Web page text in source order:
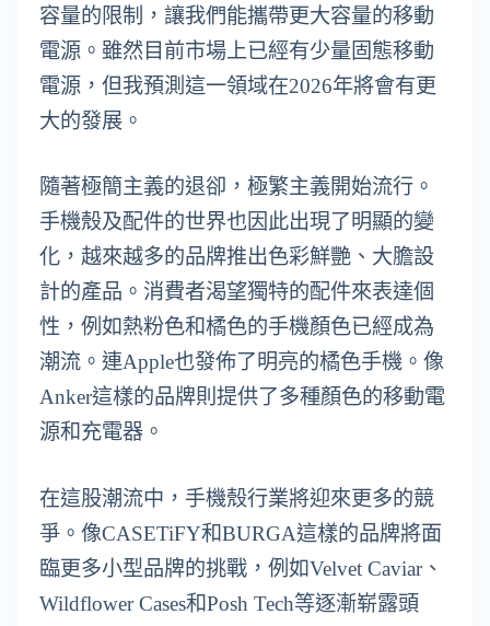
容量的限制，讓我們能攜帶更大容量的移動
電源。雖然目前市場上已經有少量固態移動
電源，但我預測這一領域在2026年將會有更
大的發展。
隨著極簡主義的退卻，極繁主義開始流行。
手機殼及配件的世界也因此出現了明顯的變
化，越來越多的品牌推出色彩鮮艷、大膽設
計的產品。消費者渴望獨特的配件來表達個
性，例如熱粉色和橘色的手機顏色已經成為
潮流。連Apple也發佈了明亮的橘色手機。像
Anker這樣的品牌則提供了多種顏色的移動電
源和充電器。
在這股潮流中，手機殼行業將迎來更多的競
爭。像CASETiFY和BURGA這樣的品牌將面
臨更多小型品牌的挑戰，例如Velvet Caviar、
Wildflower Cases和Posh Tech等逐漸崭露頭